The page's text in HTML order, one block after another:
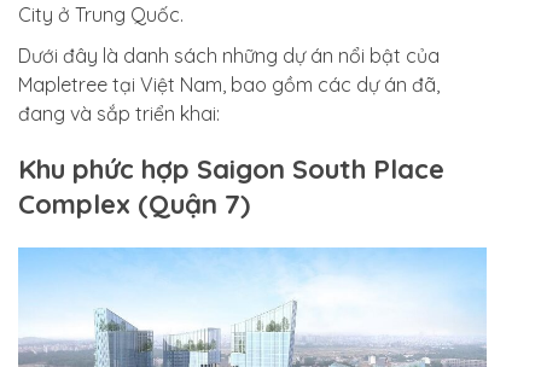
City ở Trung Quốc.
Dưới đây là danh sách những dự án nổi bật của
Mapletree tại Việt Nam, bao gồm các dự án đã,
đang và sắp triển khai:
Khu phức hợp Saigon South Place
Complex (Quận 7)